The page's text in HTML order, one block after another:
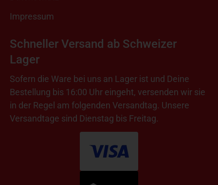
Impressum
Schneller Versand ab Schweizer
Lager
Sofern die Ware bei uns an Lager ist und Deine
Bestellung bis 16:00 Uhr eingeht, versenden wir sie
in der Regel am folgenden Versandtag. Unsere
Versandtage sind Dienstag bis Freitag.